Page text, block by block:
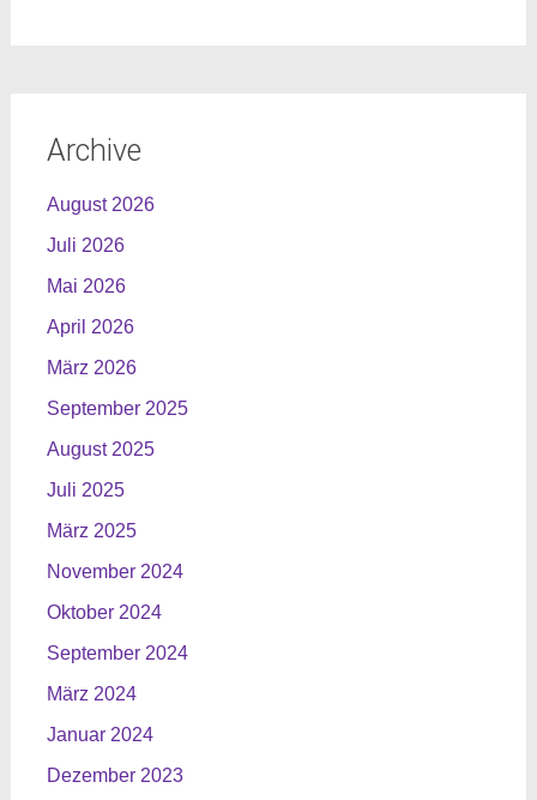
Archive
August 2026
Juli 2026
Mai 2026
April 2026
März 2026
September 2025
August 2025
Juli 2025
März 2025
November 2024
Oktober 2024
September 2024
März 2024
Januar 2024
Dezember 2023